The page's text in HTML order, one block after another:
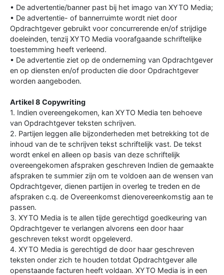
• De advertentie/banner past bij het imago van XYTO Media;
• De advertentie- of bannerruimte wordt niet door
Opdrachtgever gebruikt voor concurrerende en/of strijdige
doeleinden, tenzij XYTO Media voorafgaande schriftelijke
toestemming heeft verleend.
• De advertentie ziet op de onderneming van Opdrachtgever
en op diensten en/of producten die door Opdrachtgever
worden aangeboden.
Artikel 8 Copywriting
1. Indien overeengekomen, kan XYTO Media ten behoeve
van Opdrachtgever teksten schrijven.
2. Partijen leggen alle bijzonderheden met betrekking tot de
inhoud van de te schrijven tekst schriftelijk vast. De tekst
wordt enkel en alleen op basis van deze schriftelijk
overeengekomen afspraken geschreven Indien de gemaakte
afspraken te summier zijn om te voldoen aan de wensen van
Opdrachtgever, dienen partijen in overleg te treden en de
afspraken c.q. de Overeenkomst dienovereenkomstig aan te
passen.
3. XYTO Media is te allen tijde gerechtigd goedkeuring van
Opdrachtgever te verlangen alvorens een door haar
geschreven tekst wordt opgeleverd.
4. XYTO Media is gerechtigd de door haar geschreven
teksten onder zich te houden totdat Opdrachtgever alle
openstaande facturen heeft voldaan. XYTO Media is in een